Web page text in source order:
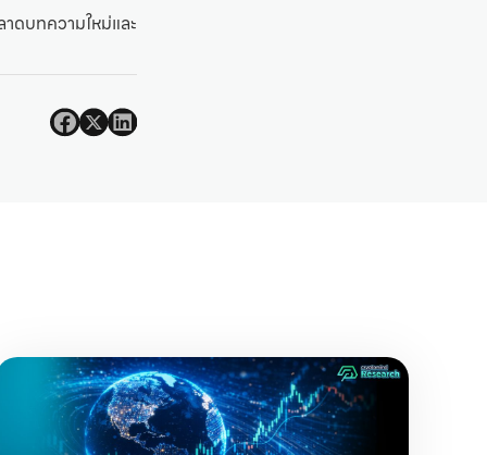
ดบทความใหม่และ